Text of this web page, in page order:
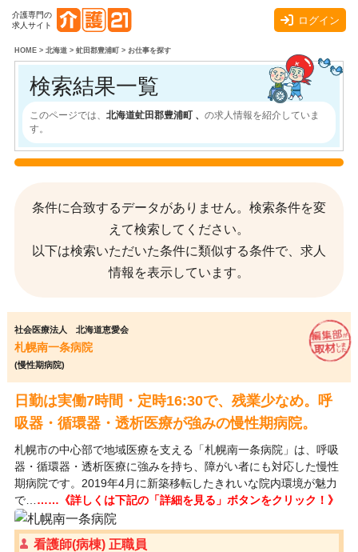
介護専門の
求人サイト
ログイン
HOME> 北海道> 虻田郡豊浦町> お仕事を探す
検索結果一覧
このページでは、 北海道虻田郡豊浦町 、 の求人情報を紹介していま
す。
条件に合致するデータがありません。検索条件を変
えて検索してください。
以下は検索いただいた条件に類似する条件で、求人
情報を表示しています。
社会医療法人 北海道恵愛会
札幌南一条病院
(慢性期病院)
日勤は実働7時間・定時16:30で、残業少なめ。呼
吸器・循環器・透析医療が強みの慢性期病院。
札幌市の中心部で地域医療を支える「札幌南一条病院」は、呼吸
器・循環器・透析医療に強みを持ち、障がい者にも対応した慢性
期病院です。2019年4月に新築移転したきれいな院内環境が魅力
で… ……《詳しくは下記の「詳細を見る」ボタンをクリック！》
看護師(病棟) 正職員